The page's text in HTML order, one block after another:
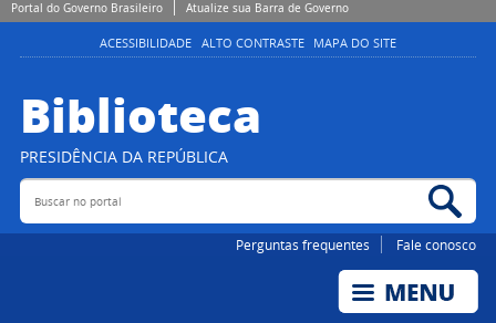
Portal do Governo Brasileiro Atualize sua Barra de Governo
ACESSIBILIDADE ALTO CONTRASTE MAPA DO SITE
Biblioteca
PRESIDÊNCIA DA REPÚBLICA
Buscar no portal
Perguntas frequentes Fale conosco